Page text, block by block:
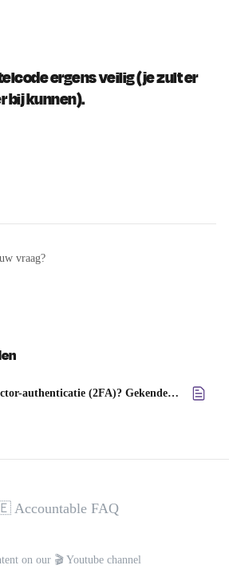
ergens veilig (je zult er
bij kunnen).
vraag?
Probleem met twee-factor-authenticatie (2FA)? Gekende fouten en oplossingen
Accountable FAQ
on our 🎬 Youtube channel